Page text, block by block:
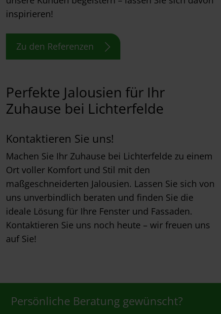
inspirieren!
Zu den Referenzen
Perfekte Jalousien für Ihr
Zuhause bei Lichterfelde
Kontaktieren Sie uns!
Machen Sie Ihr Zuhause bei Lichterfelde zu einem
Ort voller Komfort und Stil mit den
maßgeschneiderten Jalousien. Lassen Sie sich von
uns unverbindlich beraten und finden Sie die
ideale Lösung für Ihre Fenster und Fassaden.
Kontaktieren Sie uns noch heute – wir freuen uns
auf Sie!
Persönliche Beratung gewünscht?